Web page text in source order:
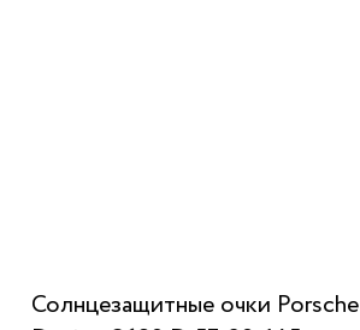
Солнцезащитные очки Porsche